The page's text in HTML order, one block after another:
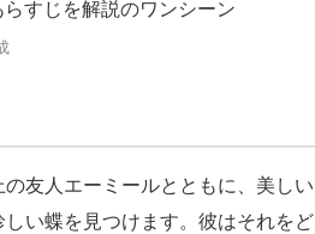
友人エーミールとともに、美しい
い蝶を見つけます。彼はそれをど